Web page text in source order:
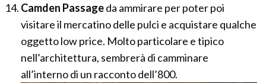
Camden Passageda ammirare per poter poi
visitare il mercatino delle pulci e acquistare qualche
oggetto low price. Molto particolare e tipico
nell’architettura, sembrerà di camminare
all’interno di un racconto dell’800.